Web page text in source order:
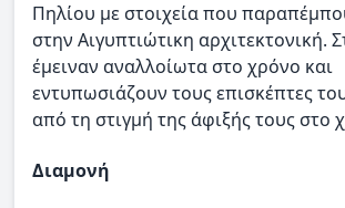
Πηλίου με στοιχεία που
στην Αιγυπτιώτικη αρχιτεκτονική.
έμειναν αναλλοίωτα στο χρόνο και
εντυπωσιάζουν τους επισκέπτες
από τη στιγμή της άφιξής τους στο
Διαμονή